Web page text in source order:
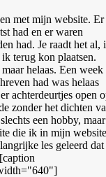
met mijn website. Er
had en er waren
had. Je raadt het al,
terug kon plaatsen.
helaas. Een week
had was helaas
achterdeurtjes open
zonder het dichten
een hobby, maar
die ik in mijn website
les geleerd dat